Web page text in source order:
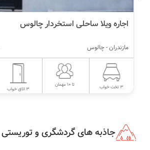
اجاره ویلا ساحلی استخردار چالوس
مازندران - چالوس
3 تخت خواب تا 10 مهمان
3 اتاق خواب
جاذبه های گردشگری و توریستی